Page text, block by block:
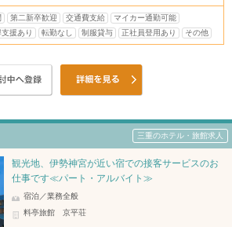
第二新卒歓迎 交通費支給
マイカー通勤可能
援あり
転勤なし 制服貸与 正社員登用あり その他
三重のホテル・旅館求人
観光地、伊勢神宮が近い宿での接客サービスのお
仕事です≪パート・アルバイト≫
宿泊／業務全般
料亭旅館 京平荘